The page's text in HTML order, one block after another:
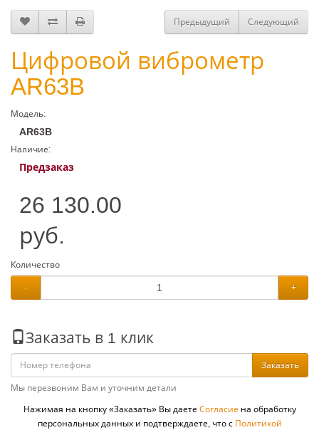
Предыдущий Следующий
Цифровой виброметр
AR63B
Модель:
AR63B
Наличие:
Предзаказ
26 130.00
руб.
Количество
- +
Заказать в 1 клик
Заказать
Мы перезвоним Вам и уточним детали
Нажимая на кнопку «Заказать» Вы даете Согласие на обработку
персональных данных и подтверждаете, что с Политикой